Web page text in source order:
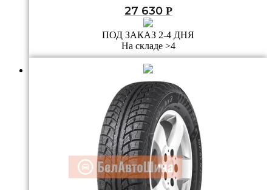
27 630 Р
ПОД ЗАКАЗ 2-4 ДНЯ
На складе >4